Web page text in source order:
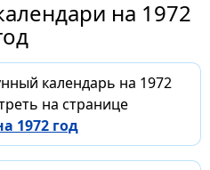
на 1972
календарь на 1972
на странице
1972 год